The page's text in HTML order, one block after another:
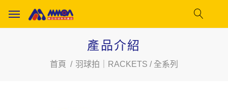
產品介紹
首頁 羽球拍｜RACKETS / 全系列